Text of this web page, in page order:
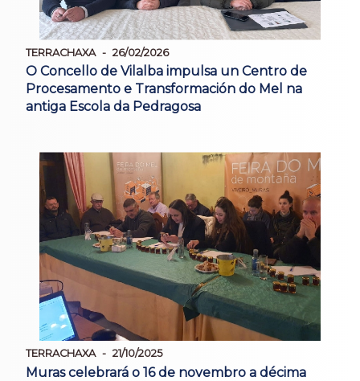
TERRACHAXA 26/02/2026
O Concello de Vilalba impulsa un Centro de
Procesamento e Transformación do Mel na
antiga Escola da Pedragosa
TERRACHAXA 21/10/2025
Muras celebrará o 16 de novembro a décima